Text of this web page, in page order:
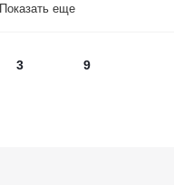
Показать еще
3 9